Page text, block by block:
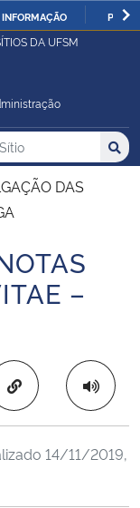
DA UFSM
no Sítio
DAS
–
Copiar para área
14/11/2019,